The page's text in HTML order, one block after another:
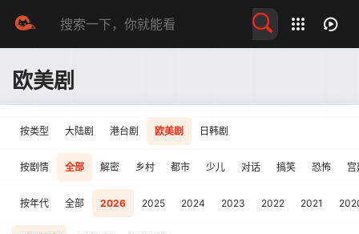
欧美剧
按类型 大陆剧 港台剧 欧美剧 日韩剧
按剧情 全部 解密 乡村 都市 少儿 对话 搞笑 恐怖 宫
按年代 全部 2026 2025 2024 2023 2022 2021